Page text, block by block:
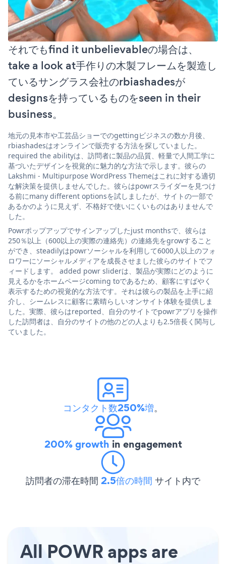
それでもfind it unbelievableの場合は、
take a look at手作りの木製フレームを製造し
ているサングラス会社のrbiashadesが
designsを持っているものをseen in their
business。
地元の見本市や工芸品ショーでのgettingビジネスの数か月後、
rbiashadesはオンラインで販売する方法を探していました。
required the abilityは、訪問者に製品の品質、軽量で人間工学に
基づいたデザインを視覚的に魅力的な方法で示します。彼らの
Lakshmi - Multipurpose WordPress Themeはこれに対する適切
な解決策を提供しませんでした。彼らはpowrスライダーを見つけ
る前にmany different optionsを試しましたが、サイトの一部で
あるかのように見えず、不格好で使いにくいものはありませんで
した。
Powrポップアップでサインアップしたjust monthsで、彼らは
250％以上（600以上の実際の連絡先）の連絡先をgrowすること
ができ、steadilyはpowrソーシャルを利用して6000人以上のフォ
ロワーにソーシャルメディアを成長させました彼らのサイトでフ
ィードします。 added powr sliderは、製品が実際にどのように
見えるかをホームページcoming toであるため、顧客にすばやく
表示するための視覚的な方法です。それは彼らの製品を上手に紹
介し、シームレスに顧客に素晴らしいオンサイト体験を提供しま
した。実際、彼らはreported、自分のサイトでpowrアプリを操作
した訪問者は、自分のサイトの他のどの人よりも2.5倍長く関与し
ていました。
コンタクト数250%増。
200% growth in engagement
訪問者の滞在時間 2.5倍の時間 サイト内で
All POWR apps are